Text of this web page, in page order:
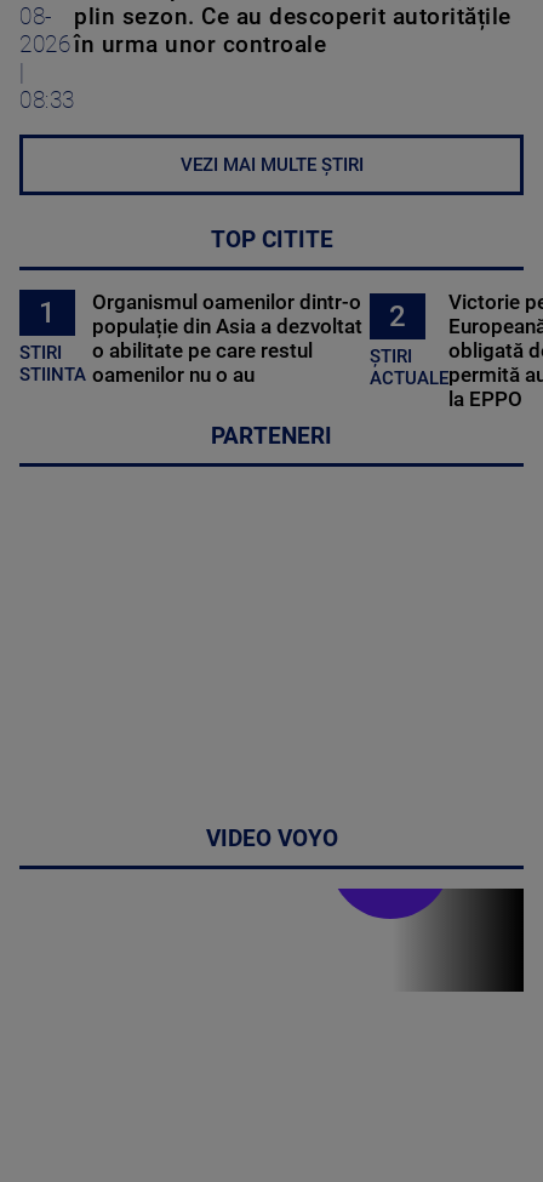
08-
2026
08:33
plin sezon. Ce au descoperit autoritățile
în urma unor controale
VEZI MAI MULTE ȘTIRI
TOP CITITE
1
STIRI
STIINTA
Organismul oamenilor dintr-o
populație din Asia a dezvoltat
o abilitate pe care restul
oamenilor nu o au
2
ȘTIRI
ACTUALE
Victorie
obligată
permită
la EPPO
PARTENERI
VIDEO VOYO